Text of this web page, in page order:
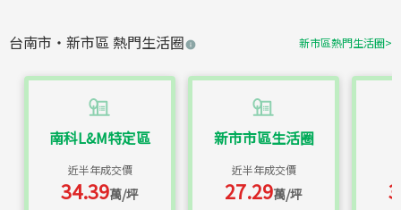
台南市 ・ 新市區 熱門生活圈 新市區熱門生活圈>
南科L&M特定區
近半年成交價
34.39萬/坪
新市市區生活圈
近半年成交價
27.29萬/坪